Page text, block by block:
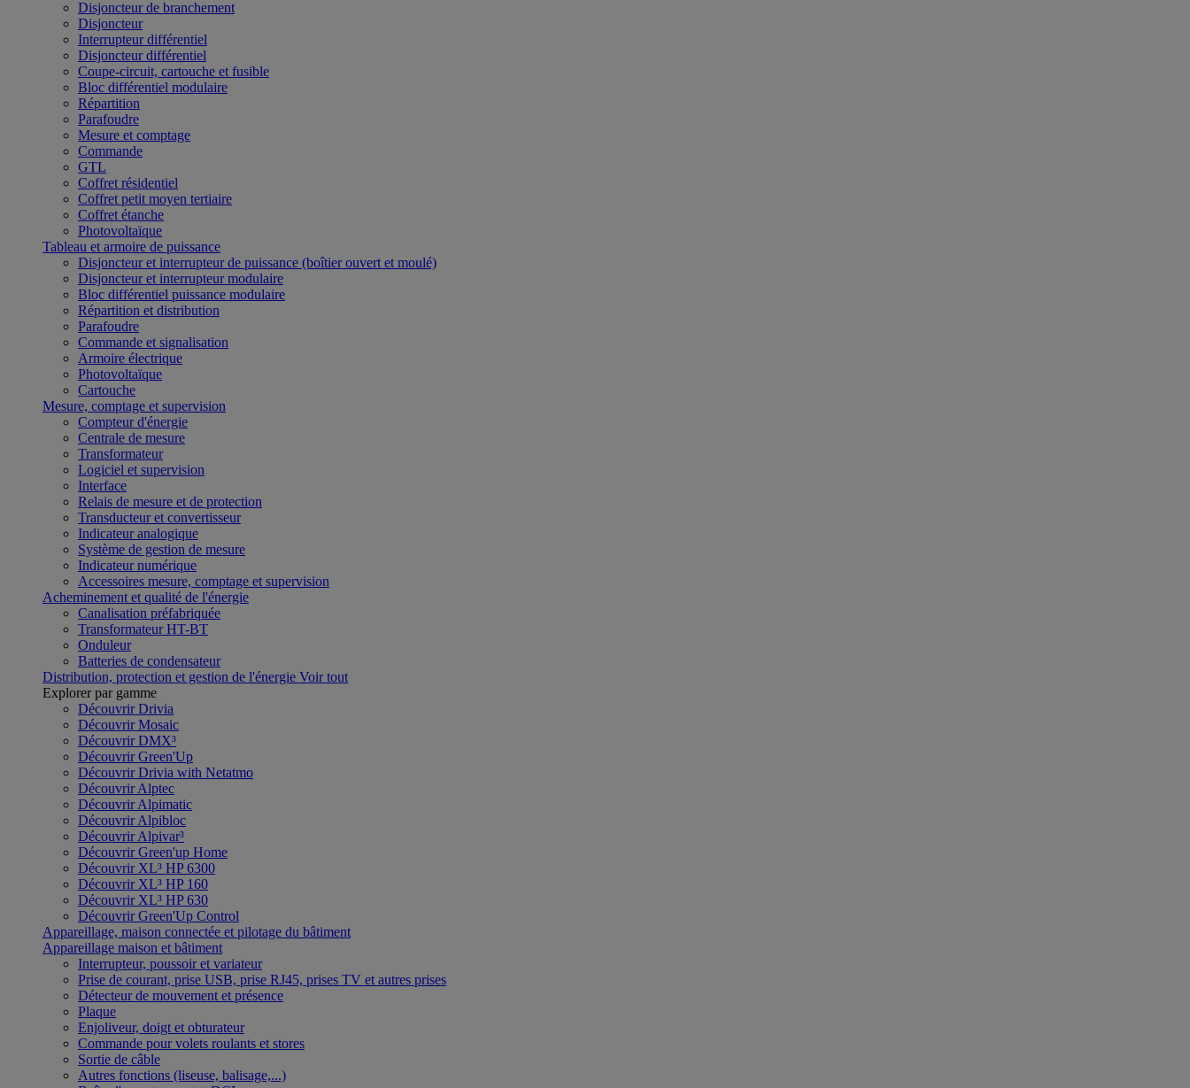
Disjoncteur de branchement
Disjoncteur
Interrupteur différentiel
Disjoncteur différentiel
Coupe-circuit, cartouche et fusible
Bloc différentiel modulaire
Répartition
Parafoudre
Mesure et comptage
Commande
GTL
Coffret résidentiel
Coffret petit moyen tertiaire
Coffret étanche
Photovoltaïque
Tableau et armoire de puissance
Disjoncteur et interrupteur de puissance (boîtier ouvert et moulé)
Disjoncteur et interrupteur modulaire
Bloc différentiel puissance modulaire
Répartition et distribution
Parafoudre
Commande et signalisation
Armoire électrique
Photovoltaïque
Cartouche
Mesure, comptage et supervision
Compteur d'énergie
Centrale de mesure
Transformateur
Logiciel et supervision
Interface
Relais de mesure et de protection
Transducteur et convertisseur
Indicateur analogique
Système de gestion de mesure
Indicateur numérique
Accessoires mesure, comptage et supervision
Acheminement et qualité de l'énergie
Canalisation préfabriquée
Transformateur HT-BT
Onduleur
Batteries de condensateur
Distribution, protection et gestion de l'énergie Voir tout
Explorer par gamme
Découvrir Drivia
Découvrir Mosaic
Découvrir DMX³
Découvrir Green'Up
Découvrir Drivia with Netatmo
Découvrir Alptec
Découvrir Alpimatic
Découvrir Alpibloc
Découvrir Alpivar³
Découvrir Green'up Home
Découvrir XL³ HP 6300
Découvrir XL³ HP 160
Découvrir XL³ HP 630
Découvrir Green'Up Control
Appareillage, maison connectée et pilotage du bâtiment
Appareillage maison et bâtiment
Interrupteur, poussoir et variateur
Prise de courant, prise USB, prise RJ45, prises TV et autres prises
Détecteur de mouvement et présence
Plaque
Enjoliveur, doigt et obturateur
Commande pour volets roulants et stores
Sortie de câble
Autres fonctions (liseuse, balisage,...)